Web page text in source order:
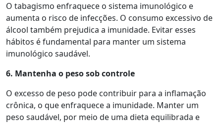
O tabagismo enfraquece o sistema imunológico e
aumenta o risco de infecções. O consumo excessivo de
álcool também prejudica a imunidade. Evitar esses
hábitos é fundamental para manter um sistema
imunológico saudável.
6. Mantenha o peso sobcontrole
O excesso de peso pode contribuir para a inflamação
crônica, o que enfraquece a imunidade. Manter um
peso saudável, por meio de uma dieta equilibrada e